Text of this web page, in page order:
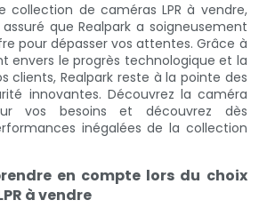
collection de caméras LPR à vendre,
que Realpark a soigneusement
pour dépasser vos attentes. Grâce à
envers le progrès technologique et la
clients, Realpark reste à la pointe des
innovantes. Découvrez la caméra
vos besoins et découvrez dès
inégalées de la collection
en compte lors du choix
à vendre